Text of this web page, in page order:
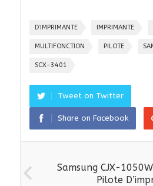
D’IMPRIMANTE IMPRIMANTE
MULTIFONCTION PILOTE
SCX-3401
Tweet on Twitter
Share on Facebook
Samsung CJX-
Pilote